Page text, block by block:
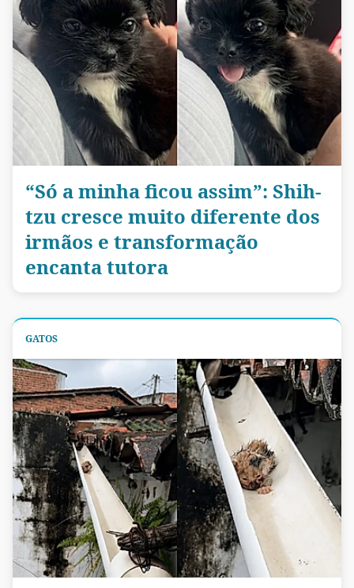
“Só a minha ficou assim”: Shih-
tzu cresce muito diferente dos
irmãos e transformação
encanta tutora
GATOS